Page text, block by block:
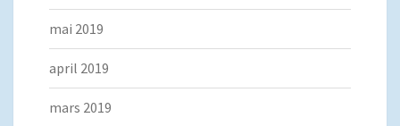
mai 2019
april 2019
mars 2019